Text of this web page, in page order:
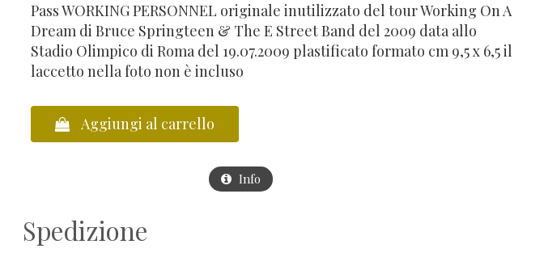
Pass WORKING PERSONNEL originale inutilizzato del tour Working On A
Dream di Bruce Springteen & The E Street Band del 2009 data allo
Stadio Olimpico di Roma del 19.07.2009 plastificato formato cm 9,5 x 6,5 il
laccetto nella foto non è incluso
Aggiungi al carrello
Info
Spedizione